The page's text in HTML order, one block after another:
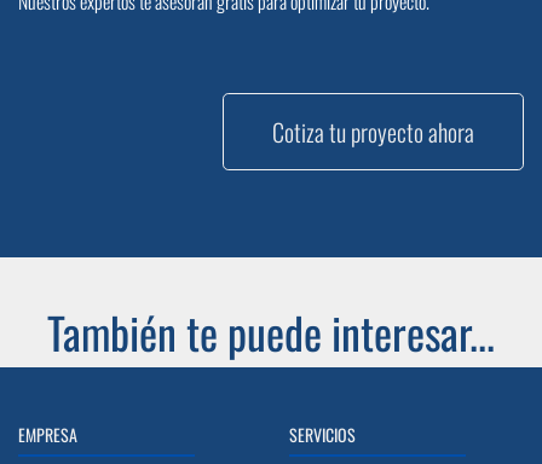
Cotiza tu proyecto ahora
También te puede interesar...
EMPRESA
SERVICIOS